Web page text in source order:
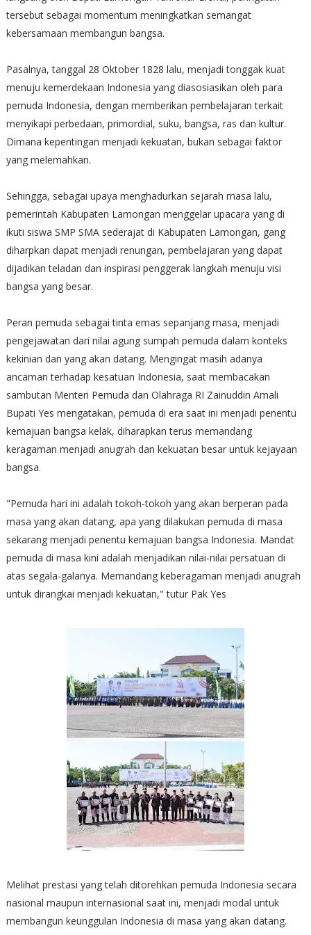
tersebut sebagai momentum meningkatkan semangat
kebersamaan membangun bangsa.
Pasalnya, tanggal 28 Oktober 1828 lalu, menjadi tonggak kuat
menuju kemerdekaan Indonesia yang diasosiasikan oleh para
pemuda Indonesia, dengan memberikan pembelajaran terkait
menyikapi perbedaan, primordial, suku, bangsa, ras dan kultur.
Dimana kepentingan menjadi kekuatan, bukan sebagai faktor
yang melemahkan.
Sehingga, sebagai upaya menghadurkan sejarah masa lalu,
pemerintah Kabupaten Lamongan menggelar upacara yang di
ikuti siswa SMP SMA sederajat di Kabupaten Lamongan, gang
diharpkan dapat menjadi renungan, pembelajaran yang dapat
dijadikan teladan dan inspirasi penggerak langkah menuju visi
bangsa yang besar.
Peran pemuda sebagai tinta emas sepanjang masa, menjadi
pengejawatan dari nilai agung sumpah pemuda dalam konteks
kekinian dan yang akan datang. Mengingat masih adanya
ancaman terhadap kesatuan Indonesia, saat membacakan
sambutan Menteri Pemuda dan Olahraga RI Zainuddin Amali
Bupati Yes mengatakan, pemuda di era saat ini menjadi penentu
kemajuan bangsa kelak, diharapkan terus memandang
keragaman menjadi anugrah dan kekuatan besar untuk kejayaan
bangsa.
"Pemuda hari ini adalah tokoh-tokoh yang akan berperan pada
masa yang akan datang, apa yang dilakukan pemuda di masa
sekarang menjadi penentu kemajuan bangsa Indonesia. Mandat
pemuda di masa kini adalah menjadikan nilai-nilai persatuan di
atas segala-galanya. Memandang keberagaman menjadi anugrah
untuk dirangkai menjadi kekuatan," tutur Pak Yes
Melihat prestasi yang telah ditorehkan pemuda Indonesia secara
nasional maupun internasional saat ini, menjadi modal untuk
membangun keunggulan Indonesia di masa yang akan datang.